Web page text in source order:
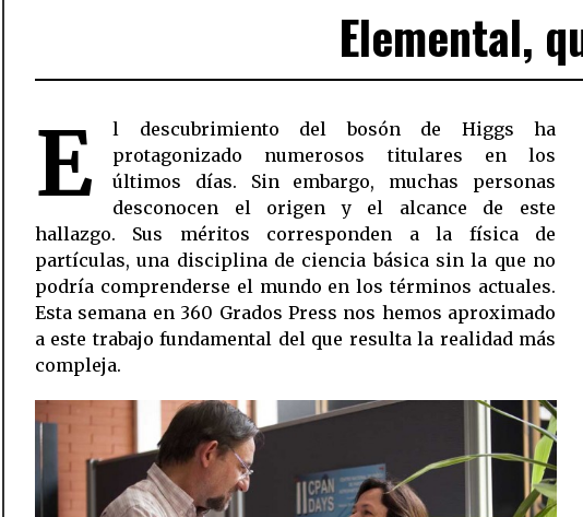
Elemental,
E
l descubrimiento del bosón de Higgs ha
protagonizado numerosos titulares en los
últimos días. Sin embargo, muchas personas
desconocen el origen y el alcance de este
hallazgo. Sus méritos corresponden a la física de
partículas, una disciplina de ciencia básica sin la que no
podría comprenderse el mundo en los términos actuales.
Esta semana en 360 Grados Press nos hemos aproximado
a este trabajo fundamental del que resulta la realidad más
compleja.